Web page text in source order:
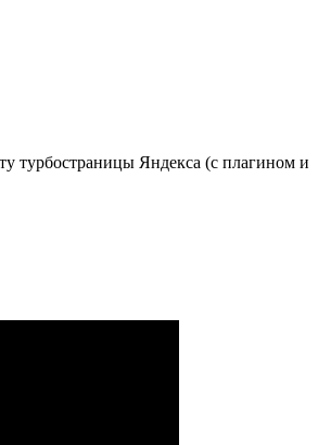
турбостраницы Яндекса (с плагином и